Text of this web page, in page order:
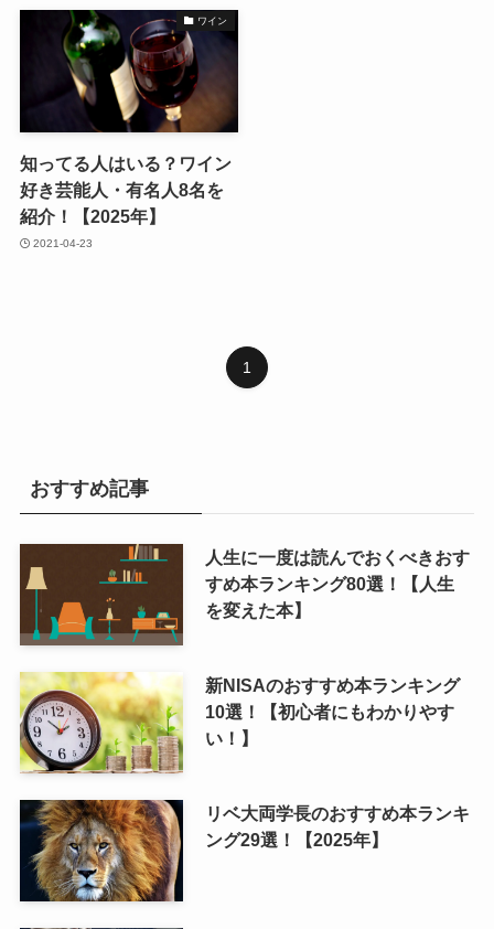
ワイン
知ってる人はいる？ワイン
好き芸能人・有名人8名を
紹介！【2025年】
2021-04-23
1
おすすめ記事
人生に一度は読んでおくべきおす
すめ本ランキング80選！【人生
を変えた本】
新NISAのおすすめ本ランキング
10選！【初心者にもわかりやす
い！】
リベ大両学長のおすすめ本ランキ
ング29選！【2025年】